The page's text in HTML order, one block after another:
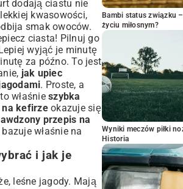
dodają ciastu nie
kwasowości,
smak owoców.
ciasta! Pilnuj go
wyjąć je minutę
za późno. To jest
jak upiec
. Proste, a
właśnie szybka
na kefirzeokazuje się
przepis na
bazuje właśnie na
i jak je
leśne jagody. Mają
Bambi status związku
życiu miłosnym?
Wyniki meczów piłki
Historia